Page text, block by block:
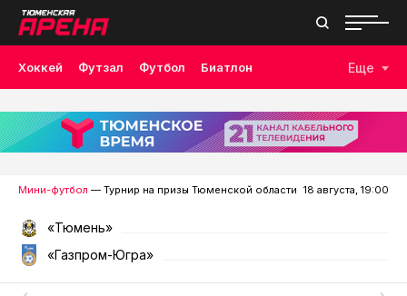
Хоккей Футзал Футбол Биатлон
Лыжные гонки Волейбол Плавание Дзюдо
Скалолазание Велоспорт Бокс
Еще
Мини-футбол — Турнир на призы Тюменской области 18 августа, 19:00
«Тюмень»
«Газпром-Югра»